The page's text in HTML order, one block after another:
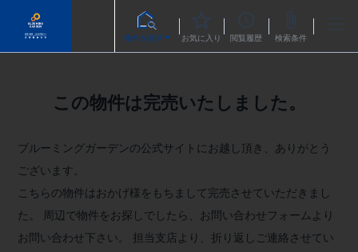
物件を探す お気に入り 閲覧履歴 検索条件
この物件は完売いたしました。
ブルーミングガーデンの公式サイトにお越し頂き、ありがとう
ございます。
こちらの物件はおかげ様をもちまして完売させていただきまし
た。
周辺で物件をお探しでしたら、お問い合わせフォームより
お問い合わせ下さい。
担当支店より、折り返しご連絡させてい